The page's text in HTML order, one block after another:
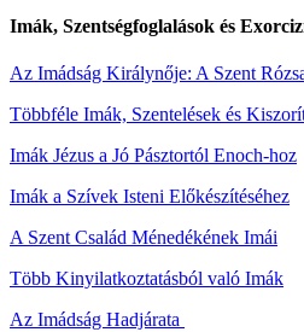
Imák, Szentségfoglalások és
Az Imádság Királynője: A Szent
Többféle Imák, Szentelések és
Imák Jézus a Jó Pásztortól Enoch-hoz
Imák a Szívek Isteni Előkészítéséhez
A Szent Család Ménedékének Imái
Több Kinyilatkoztatásból való Imák
Az Imádság Hadjárata